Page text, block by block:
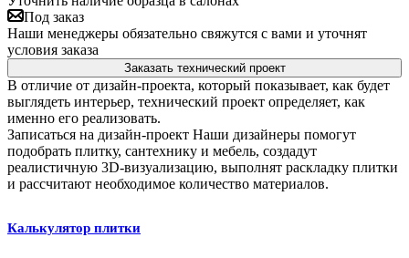
Под заказ
Наши менеджеры обязательно свяжутся с вами и уточнят
условия заказа
Заказать технический проект
В отличие от дизайн-проекта, который показывает, как будет
выглядеть интерьер, технический проект определяет, как
именно его реализовать.
Записаться на дизайн-проект Наши дизайнеры помогут
подобрать плитку, сантехнику и мебель, создадут
реалистичную 3D-визуализацию, выполнят раскладку плитки
и рассчитают необходимое количество материалов.
Калькулятор плитки